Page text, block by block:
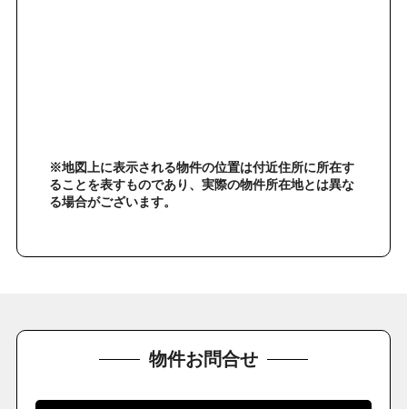
※地図上に表示される物件の位置は付近住所に所在す
ることを表すものであり、実際の物件所在地とは異な
る場合がございます。
物件お問合せ